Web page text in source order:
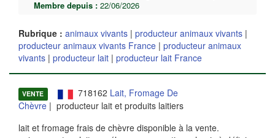
Membre depuis : 22/06/2026
Rubrique : animaux vivants | producteur animaux vivants |
producteur animaux vivants France | producteur animaux
vivants | producteur lait | producteur lait France
VENTE 718162 Lait, Fromage De
Chèvre | producteur lait et produits laitiers
lait et fromage frais de chèvre disponible à la vente.